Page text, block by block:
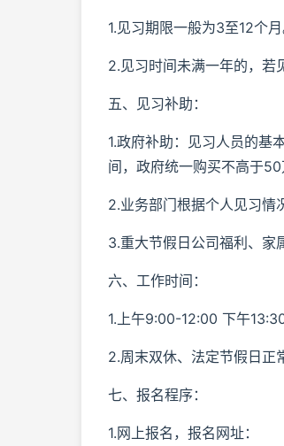
1.见习期限一般为3至12个
2.见习时间未满一年的，若
五、见习补助：
1.政府补助：见习人员的基
间，政府统一购买不高于50
2.业务部门根据个人见习情
3.重大节假日公司福利、家
六、工作时间：
1.上午9:00-12:00 下午
2.周末双休、法定节假日正
七、报名程序：
1.网上报名，报名网址：